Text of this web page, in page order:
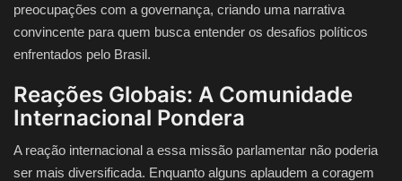
preocupações com a governança, criando uma narrativa
convincente para quem busca entender os desafios políticos
enfrentados pelo Brasil.
Reações Globais: A Comunidade
Internacional Pondera
A reação internacional a essa missão parlamentar não poderia
ser mais diversificada. Enquanto alguns aplaudem a coragem